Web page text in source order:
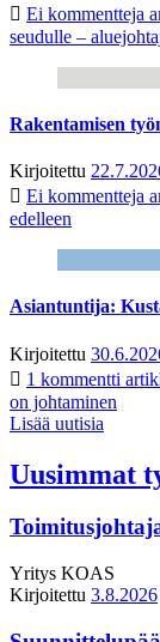
Ei kommentteja
seudulle –
Rakentamisen
Kirjoitettu
Ei kommentteja
edelleen
Asiantuntija:
Kirjoitettu
1 kommentti
on johtaminen
Lisää uutisia
Uusimmat
Yritys KOAS
Kirjoitettu 3.8.2026